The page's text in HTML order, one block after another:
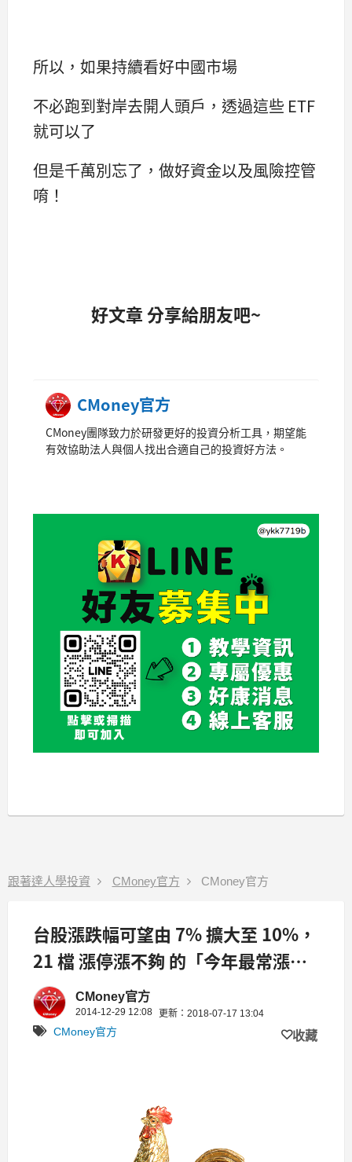
所以，如果持續看好中國市場
不必跑到對岸去開人頭戶，透過這些 ETF
就可以了
但是千萬別忘了，做好資金以及風險控管
唷！
好文章 分享給朋友吧~
CMoney官方
CMoney團隊致力於研發更好的投資分析工具，期望能
有效協助法人與個人找出合適自己的投資好方法。
跟著達人學投資 CMoney官方 CMoney官方
台股漲跌幅可望由 7% 擴大至 10%，
21 檔 漲停漲不夠 的「今年最常漲停
股」
CMoney官方
2014-12-29 12:08 更新：2018-07-17 13:04
CMoney官方 收藏